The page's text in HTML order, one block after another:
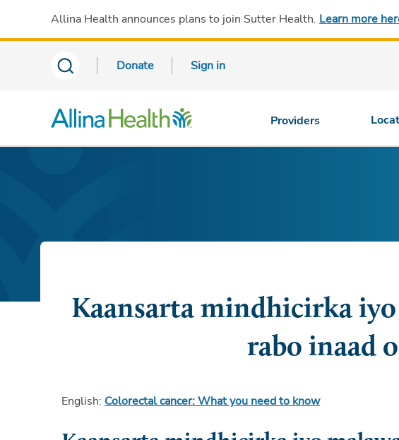
Allina Health announces plans to join Sutter Health. Learn more
Donate Sign in
Providers
Kaansarta mindhicirka
rabo inaad
English: Colorectal cancer: What you need to know